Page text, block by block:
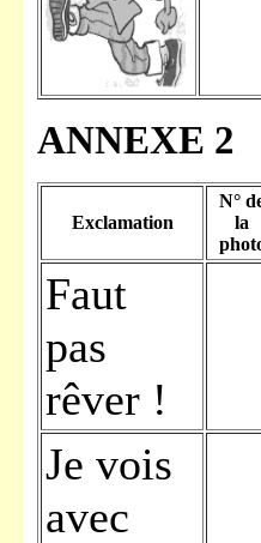
ANNEXE 2
Exclamation
N°
la
Faut
pas
rêver !
Je vois
avec